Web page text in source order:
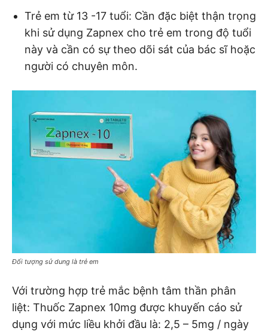
Trẻ em từ 13 -17 tuổi: Cần đặc biệt thận trọng
khi sử dụng Zapnex cho trẻ em trong độ tuổi
này và cần có sự theo dõi sát của bác sĩ hoặc
người có chuyên môn.
Đối tượng sử dung là trẻ em
Với trường hợp trẻ mắc bệnh tâm thần phân
liệt: Thuốc Zapnex 10mg được khuyến cáo sử
dụng với mức liều khởi đầu là: 2,5 – 5mg / ngày